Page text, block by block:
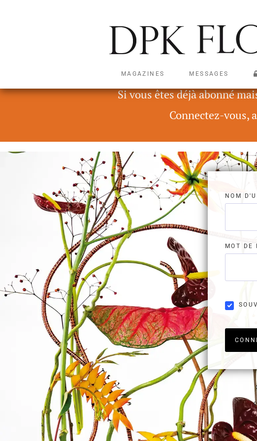
MAGAZINES MESSAGES
Ce contenu n'est accessible
Si vous êtes déjà abonné
Connectez-vous,
NOM
MOT DE